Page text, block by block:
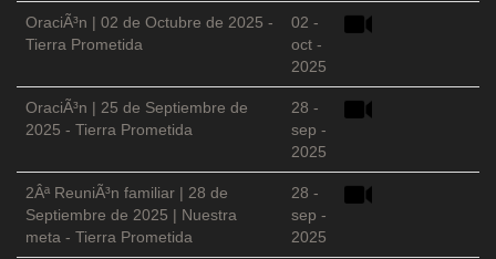
OraciÃ³n | 02 de Octubre de 2025 -
Tierra Prometida
02 -
oct -
2025
OraciÃ³n | 25 de Septiembre de
2025 - Tierra Prometida
28 -
sep -
2025
2Âª ReuniÃ³n familiar | 28 de
Septiembre de 2025 | Nuestra
meta - Tierra Prometida
28 -
sep -
2025